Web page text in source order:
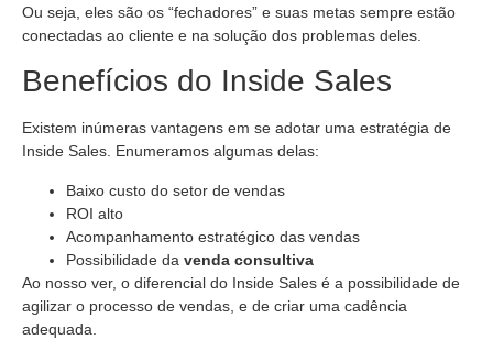
Ou seja, eles são os “fechadores” e suas metas sempre estão
conectadas ao cliente e na solução dos problemas deles.
Benefícios do Inside Sales
Existem inúmeras vantagens em se adotar uma estratégia de
Inside Sales. Enumeramos algumas delas:
Baixo custo do setor de vendas
ROI alto
Acompanhamento estratégico das vendas
Possibilidade da venda consultiva
Ao nosso ver, o diferencial do Inside Sales é a possibilidade de
agilizar o processo de vendas, e de criar uma cadência
adequada.